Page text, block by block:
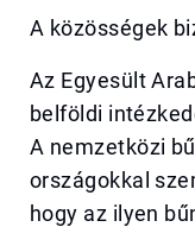
A közösségek
Az Egyesült
belföldi
A nemzetközi
országokkal
hogy az ilyen